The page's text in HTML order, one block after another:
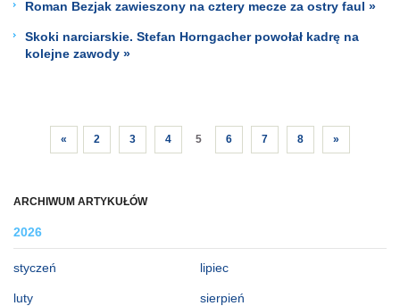
ARCHIWUM ARTYKUŁÓW
2026
styczeń
luty
lipiec
sierpień
Roman Bezjak zawieszony na cztery mecze za ostry faul »
Skoki narciarskie. Stefan Horngacher powołał kadrę na
kolejne zawody »
« 2 3 4 5 6 7 8 »